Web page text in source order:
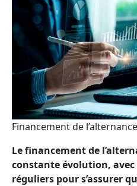
Financement de l’alternance
Le financement de
constante évolution,
réguliers pour s’assurer